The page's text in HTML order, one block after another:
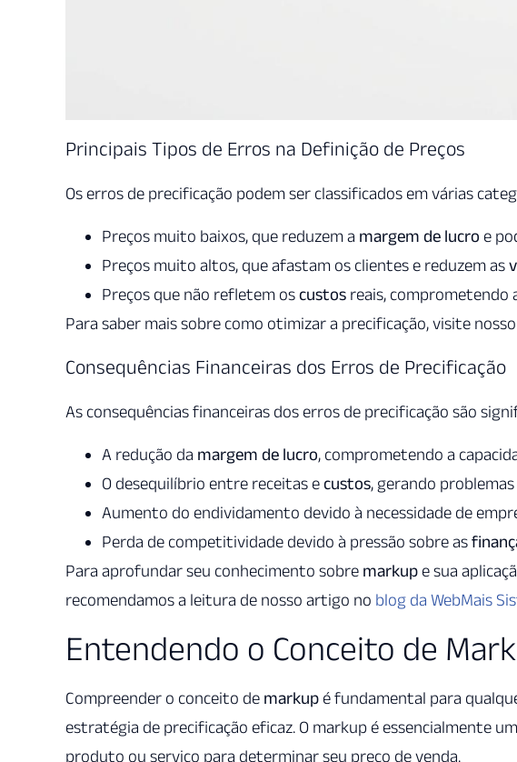
Principais Tipos de Erros na Definição de Preços
Os erros de precificação podem ser classificados em várias
Preços muito baixos, que reduzem a margem de lucro e
Preços muito altos, que afastam os clientes e reduzem as
Preços que não refletem oscustos reais, comprometendo
Para saber mais sobre como otimizar a precificação, visite
Consequências Financeiras dos Erros de Precificação
As consequências financeiras dos erros de precificação são
A redução da margem de lucro, comprometendo a
O desequilíbrio entre receitas ecustos, gerando
Aumento do endividamento devido à necessidade de
Perda de competitividade devido à pressão sobre as
Para aprofundar seu conhecimento sobre markup e sua
recomendamos a leitura de nosso artigo no blog da WebMais
Entendendo o Conceito de
Compreender o conceito de markup é fundamental para
estratégia de precificação eficaz. O markup é essencialmente
produto ou serviço para determinar seu preço de venda.